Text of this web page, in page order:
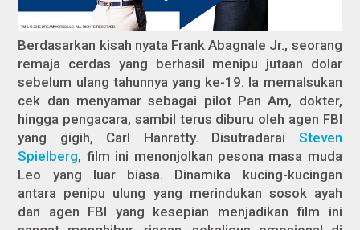
Berdasarkan kisah nyata Frank Abagnale Jr., seorang
remaja cerdas yang berhasil menipu jutaan dolar
sebelum ulang tahunnya yang ke-19. Ia memalsukan
cek dan menyamar sebagai pilot Pan Am, dokter,
hingga pengacara, sambil terus diburu oleh agen FBI
yang gigih, Carl Hanratty. Disutradarai Steven
Spielberg, film ini menonjolkan pesona masa muda
Leo yang luar biasa. Dinamika kucing-kucingan
antara penipu ulung yang merindukan sosok ayah
dan agen FBI yang kesepian menjadikan film ini